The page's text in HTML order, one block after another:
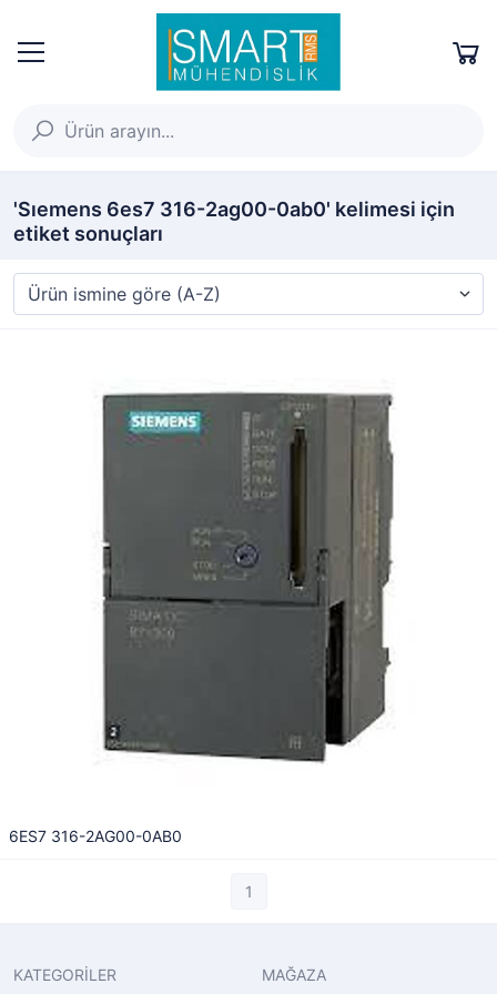
'Sıemens 6es7 316-2ag00-0ab0' kelimesi için
etiket sonuçları
6ES7 316-2AG00-0AB0
1
KATEGORİLER MAĞAZA